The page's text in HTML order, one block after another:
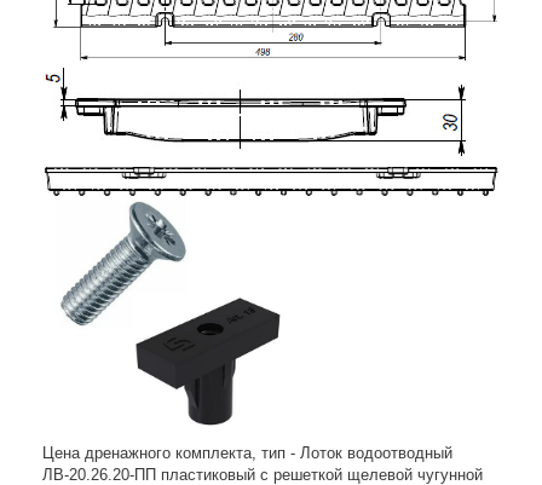
Цена дренажного комплекта, тип - Лоток водоотводный
ЛВ-20.26.20-ПП пластиковый с решеткой щелевой чугунной